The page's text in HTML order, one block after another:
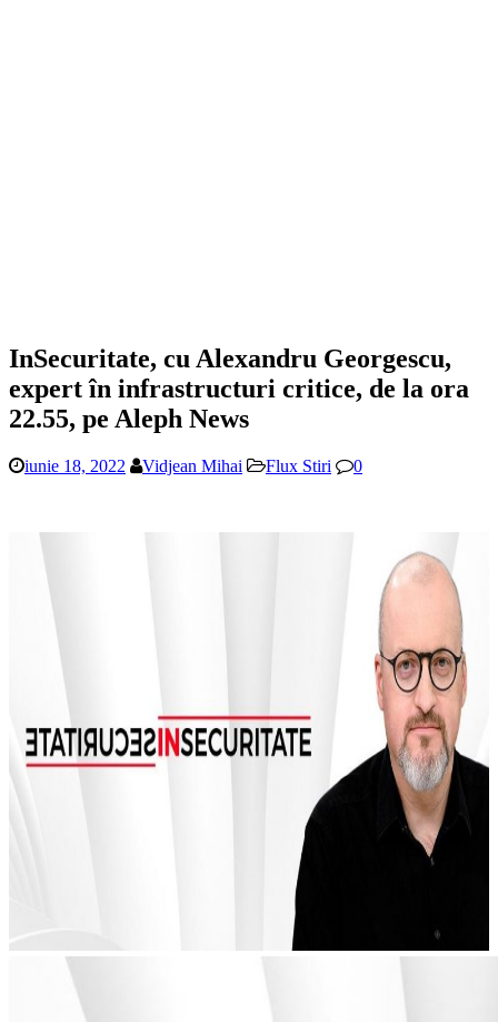
InSecuritate, cu Alexandru Georgescu,
expert în infrastructuri critice, de la ora
22.55, pe Aleph News
iunie 18, 2022 Vidjean Mihai Flux Stiri 0